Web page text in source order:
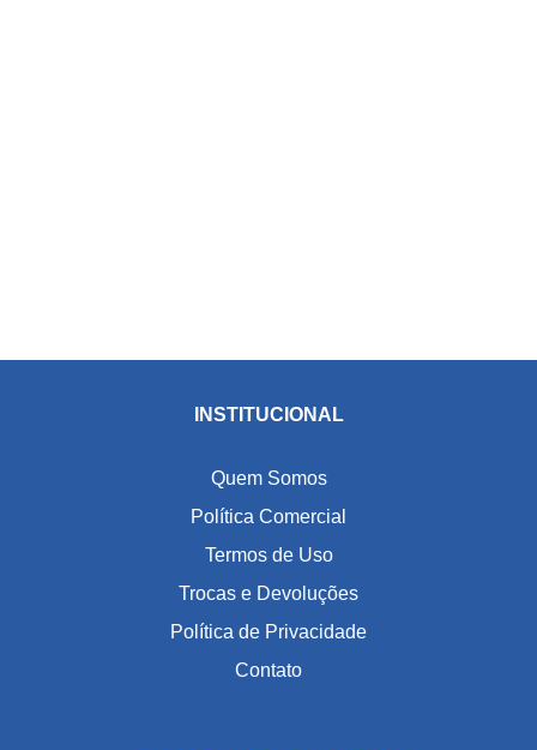
INSTITUCIONAL
Quem Somos
Política Comercial
Termos de Uso
Trocas e Devoluções
Política de Privacidade
Contato